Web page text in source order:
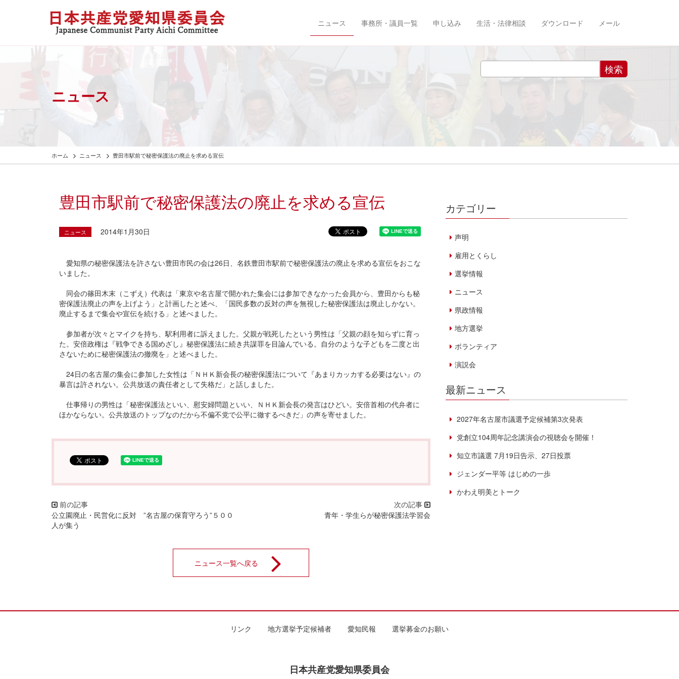
ニュース 事務所・議員一覧 申し込み 生活・法律相談 ダウンロード メール
ニュース
ホーム ニュース 豊田市駅前で秘密保護法の廃止を求める宣伝
豊田市駅前で秘密保護法の廃止を求める宣伝
ニュース 2014年1月30日
愛知県の秘密保護法を許さない豊田市民の会は26日、名鉄豊田市駅前で秘密保護法の廃止を求める宣伝をおこな
いました。
同会の篠田木末（こずえ）代表は「東京や名古屋で開かれた集会には参加できなかった会員から、豊田からも秘
密保護法廃止の声を上げよう」と計画したと述べ、「国民多数の反対の声を無視した秘密保護法は廃止しかない。
廃止するまで集会や宣伝を続ける」と述べました。
参加者が次々とマイクを持ち、駅利用者に訴えました。父親が戦死したという男性は「父親の顔を知らずに育っ
た。安倍政権は『戦争できる国めざし』秘密保護法に続き共謀罪を目論んでいる。自分のような子どもを二度と出
さないために秘密保護法の撤廃を」と述べました。
24日の名古屋の集会に参加した女性は「ＮＨＫ新会長の秘密保護法について『あまりカッカする必要はない』の
暴言は許されない。公共放送の責任者として失格だ」と話しました。
仕事帰りの男性は「秘密保護法といい、慰安婦問題といい、ＮＨＫ新会長の発言はひどい。安倍首相の代弁者に
ほかならない。公共放送のトップなのだから不偏不党で公平に徹するべきだ」の声を寄せました。
公立園廃止・民営化に反対 ”名古屋の保育守ろう”５００
人が集う
青年・学生らが秘密保護法学習会
ニュース一覧へ戻る
カテゴリー
声明
雇用とくらし
選挙情報
ニュース
県政情報
地方選挙
ボランティア
演説会
最新ニュース
2027年名古屋市議選予定候補第3次発表
党創立104周年記念講演会の視聴会を開催！
知立市議選 7月19日告示、27日投票
ジェンダー平等 はじめの一歩
かわえ明美とトーク
リンク 地方選挙予定候補者 愛知民報 選挙募金のお願い
日本共産党愛知県委員会